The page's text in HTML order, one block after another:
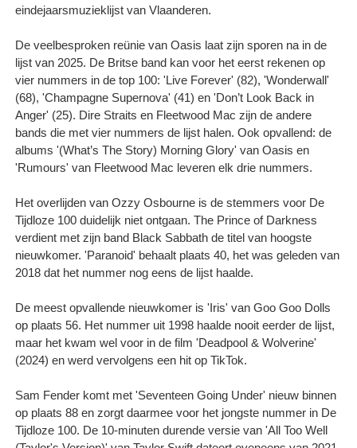
eindejaarsmuzieklijst van Vlaanderen.
De veelbesproken reünie van Oasis laat zijn sporen na in de
lijst van 2025. De Britse band kan voor het eerst rekenen op
vier nummers in de top 100: 'Live Forever' (82), 'Wonderwall'
(68), 'Champagne Supernova' (41) en 'Don’t Look Back in
Anger' (25). Dire Straits en Fleetwood Mac zijn de andere
bands die met vier nummers de lijst halen. Ook opvallend: de
albums '(What’s The Story) Morning Glory' van Oasis en
'Rumours' van Fleetwood Mac leveren elk drie nummers.
Het overlijden van Ozzy Osbourne is de stemmers voor De
Tijdloze 100 duidelijk niet ontgaan. The Prince of Darkness
verdient met zijn band Black Sabbath de titel van hoogste
nieuwkomer. 'Paranoid' behaalt plaats 40, het was geleden van
2018 dat het nummer nog eens de lijst haalde.
De meest opvallende nieuwkomer is 'Iris' van Goo Goo Dolls
op plaats 56. Het nummer uit 1998 haalde nooit eerder de lijst,
maar het kwam wel voor in de film 'Deadpool & Wolverine'
(2024) en werd vervolgens een hit op TikTok. ​
Sam Fender komt met 'Seventeen Going Under' nieuw binnen
op plaats 88 en zorgt daarmee voor het jongste nummer in De
Tijdloze 100. De 10-minuten durende versie van 'All Too Well